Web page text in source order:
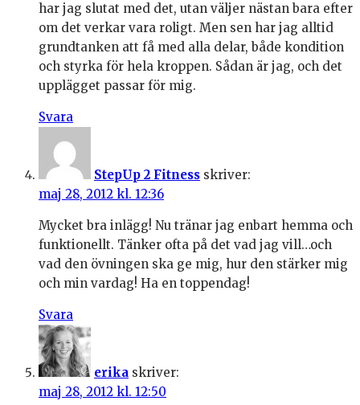
har jag slutat med det, utan väljer nästan bara efter
om det verkar vara roligt. Men sen har jag alltid
grundtanken att få med alla delar, både kondition
och styrka för hela kroppen. Sådan är jag, och det
upplägget passar för mig.
Svara
StepUp 2 Fitness skriver:
maj 28, 2012 kl. 12:36
Mycket bra inlägg! Nu tränar jag enbart hemma och
funktionellt. Tänker ofta på det vad jag vill…och
vad den övningen ska ge mig, hur den stärker mig
och min vardag! Ha en toppendag!
Svara
erika skriver:
maj 28, 2012 kl. 12:50